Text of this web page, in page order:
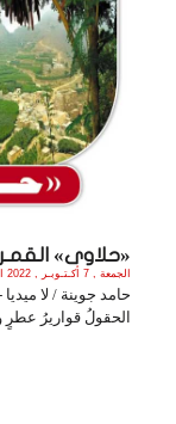
«حلاوى»
الجمعة , 7 أكـتـوبـر , 2022 الساعة 9:15:56 PM
حامد جوينة / لا
الحقولُ قواريرُ عطرٍ